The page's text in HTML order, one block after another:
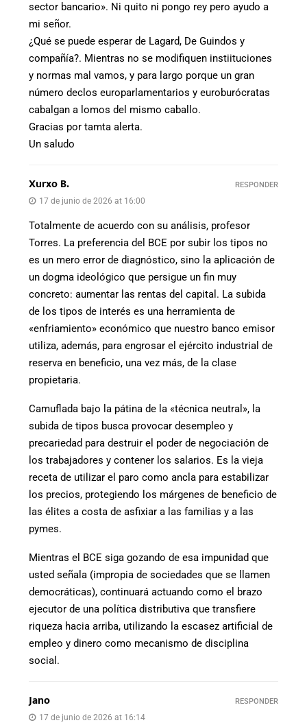
sector bancario». Ni quito ni pongo rey pero ayudo a
mi señor.
¿Qué se puede esperar de Lagard, De Guindos y
compañía?. Mientras no se modifiquen instiituciones
y normas mal vamos, y para largo porque un gran
número declos europarlamentarios y euroburócratas
cabalgan a lomos del mismo caballo.
Gracias por tamta alerta.
Un saludo
Xurxo B.
17 de junio de 2026 at 16:00
Totalmente de acuerdo con su análisis, profesor
Torres. La preferencia del BCE por subir los tipos no
es un mero error de diagnóstico, sino la aplicación de
un dogma ideológico que persigue un fin muy
concreto: aumentar las rentas del capital. La subida
de los tipos de interés es una herramienta de
«enfriamiento» económico que nuestro banco emisor
utiliza, además, para engrosar el ejército industrial de
reserva en beneficio, una vez más, de la clase
propietaria.
Camuflada bajo la pátina de la «técnica neutral», la
subida de tipos busca provocar desempleo y
precariedad para destruir el poder de negociación de
los trabajadores y contener los salarios. Es la vieja
receta de utilizar el paro como ancla para estabilizar
los precios, protegiendo los márgenes de beneficio de
las élites a costa de asfixiar a las familias y a las
pymes.
Mientras el BCE siga gozando de esa impunidad que
usted señala (impropia de sociedades que se llamen
democráticas), continuará actuando como el brazo
ejecutor de una política distributiva que transfiere
riqueza hacia arriba, utilizando la escasez artificial de
empleo y dinero como mecanismo de disciplina
social.
RESPONDER
Jano
17 de junio de 2026 at 16:14
RESPONDER